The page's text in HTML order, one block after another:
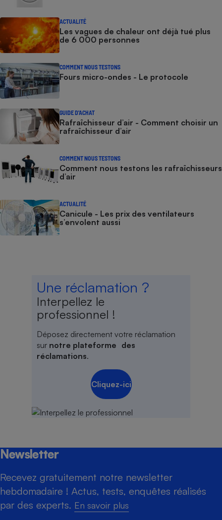
ACTUALITÉ
Les vagues de chaleur ont déjà tué plus
de 6 000 personnes
COMMENT NOUS TESTONS
Fours micro-ondes - Le protocole
GUIDE D'ACHAT
Rafraîchisseur d’air - Comment choisir un
rafraîchisseur d’air
COMMENT NOUS TESTONS
Comment nous testons les rafraîchisseurs
d’air
ACTUALITÉ
Canicule - Les prix des ventilateurs
s’envolent aussi
Une réclamation ?
Interpellez le
professionnel !
Déposez directement votre réclamation
sur notre plateforme des
réclamations.
Cliquez-ici
Newsletter
Recevez gratuitement notre newsletter
hebdomadaire ! Actus, tests, enquêtes réalisés
par des experts. En savoir plus